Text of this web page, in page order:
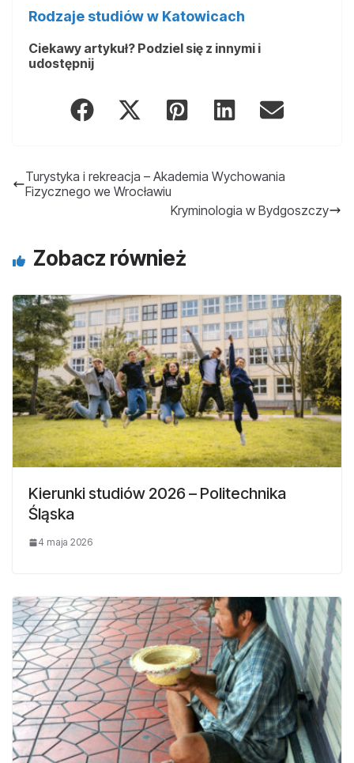
Rodzaje studiów w Katowicach
Ciekawy artykuł? Podziel się z innymi i
udostępnij
Turystyka i rekreacja – Akademia Wychowania
Fizycznego we Wrocławiu
Kryminologia w Bydgoszczy
Zobacz również
Kierunki studiów 2026 – Politechnika
Śląska
4 maja 2026